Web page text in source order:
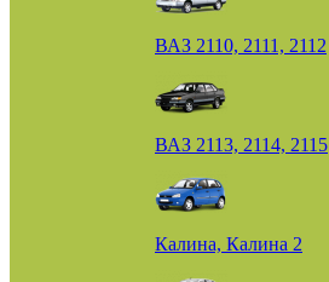
ВАЗ 2110, 2111, 2112
ВАЗ 2113, 2114, 2115
Калина, Калина 2